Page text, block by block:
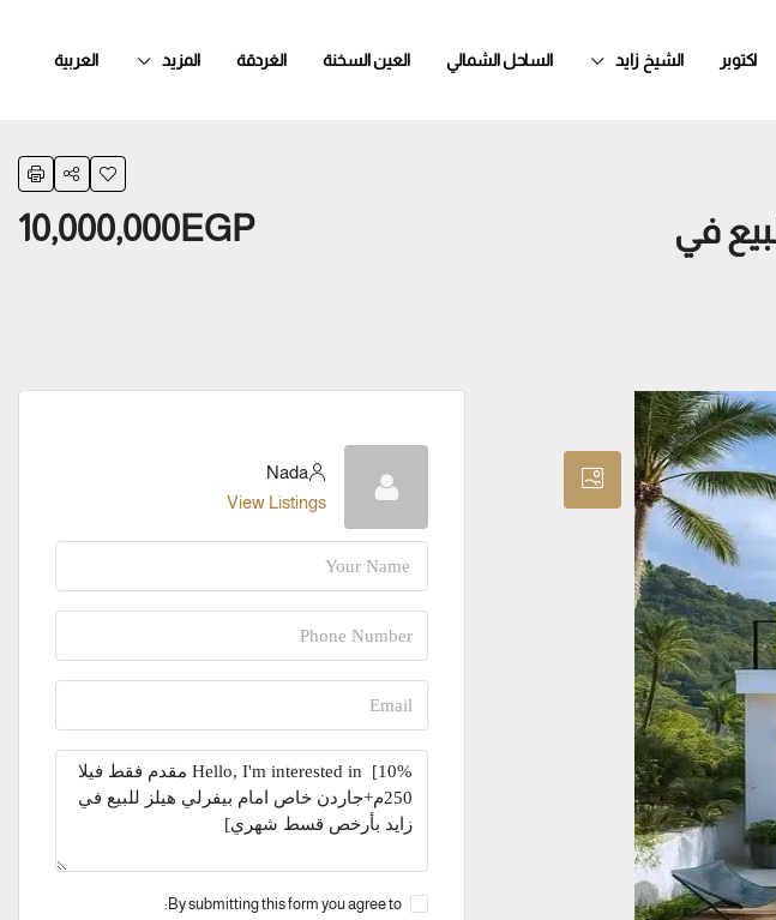
اكتوبر الشيخ زايد الساحل الشمالي العين السخنة الغردقة المزيد العربية
للبيع في
10,000,000EGP
Nada
View Listings
By submitting this form you agree to: